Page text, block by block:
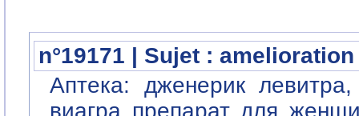
n°19171 | Sujet :
Аптека: дженерик
виагра препарат для